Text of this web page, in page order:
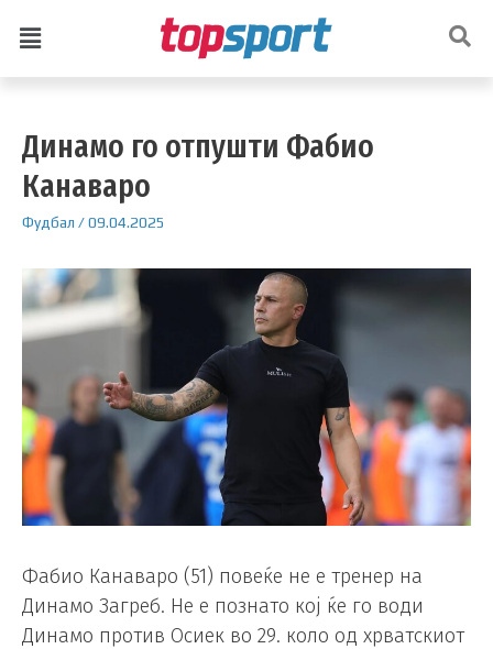
Динамо го отпушти Фабио
Канаваро
Фудбал /09.04.2025
Фабио Канаваро (51) повеќе не е тренер на
Динамо Загреб. Не е познато кој ќе го води
Динамо против Осиек во 29. коло од хрватскиот